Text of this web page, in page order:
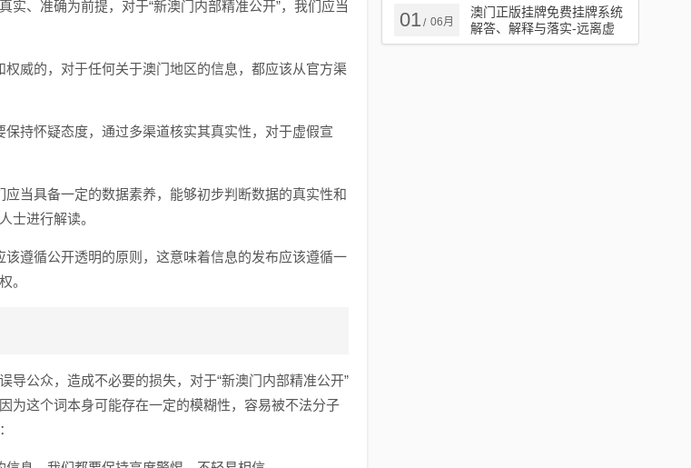
实、准确为前提，对于“新澳门内部精准公开”，我们应当
威的，对于任何关于澳门地区的信息，都应该从官方渠
持怀疑态度，通过多渠道核实其真实性，对于虚假宣
当具备一定的数据素养，能够初步判断数据的真实性和
士进行解读。
遵循公开透明的原则，这意味着信息的发布应该遵循一
。
导公众，造成不必要的损失，对于“新澳门内部精准公开”
为这个词本身可能存在一定的模糊性，容易被不法分子
01 / 06月
澳门正版挂牌免费挂牌系统
解答、解释与落实​-远离虚
假信息